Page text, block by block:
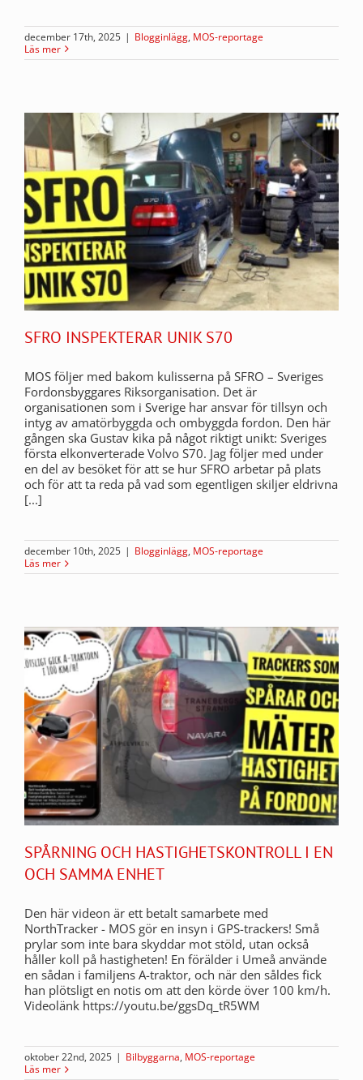
december 17th, 2025 | Blogginlägg, MOS-reportage
Läs mer
SFRO INSPEKTERAR UNIK S70
MOS följer med bakom kulisserna på SFRO – Sveriges
Fordonsbyggares Riksorganisation. Det är
organisationen som i Sverige har ansvar för tillsyn och
intyg av amatörbyggda och ombyggda fordon. Den här
gången ska Gustav kika på något riktigt unikt: Sveriges
första elkonverterade Volvo S70. Jag följer med under
en del av besöket för att se hur SFRO arbetar på plats
och för att ta reda på vad som egentligen skiljer eldrivna
[...]
december 10th, 2025 | Blogginlägg, MOS-reportage
Läs mer
SPÅRNING OCH HASTIGHETSKONTROLL I EN
OCH SAMMA ENHET
Den här videon är ett betalt samarbete med
NorthTracker - MOS gör en insyn i GPS-trackers! Små
prylar som inte bara skyddar mot stöld, utan också
håller koll på hastigheten! En förälder i Umeå använde
en sådan i familjens A-traktor, och när den såldes fick
han plötsligt en notis om att den körde över 100 km/h.
Videolänk https://youtu.be/ggsDq_tR5WM
oktober 22nd, 2025 | Bilbyggarna, MOS-reportage
Läs mer